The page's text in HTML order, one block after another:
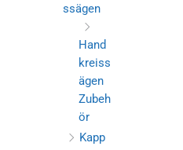
ssägen
Hand
kreiss
ägen
Zubeh
ör
Kapp